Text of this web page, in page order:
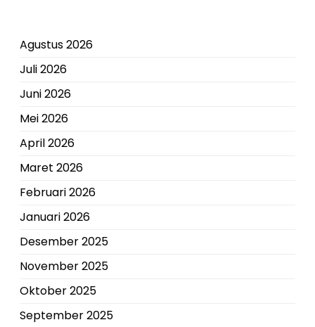
Agustus 2026
Juli 2026
Juni 2026
Mei 2026
April 2026
Maret 2026
Februari 2026
Januari 2026
Desember 2025
November 2025
Oktober 2025
September 2025